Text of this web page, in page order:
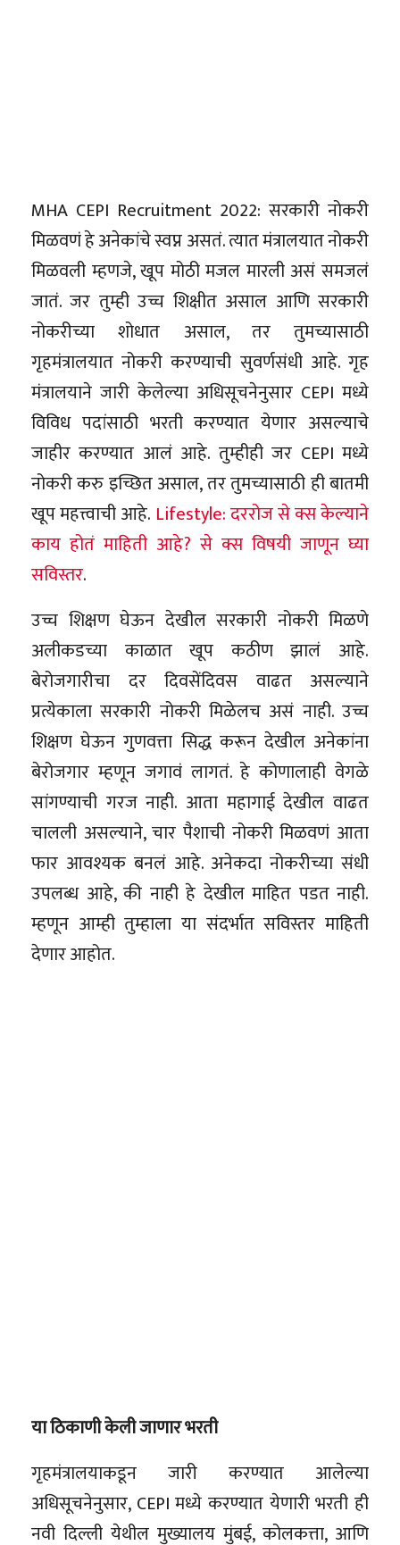
MHA CEPI Recruitment 2022: सरकारी नोकरी
मिळवणं हे अनेकांचे स्वप्न असतं. त्यात मंत्रालयात नोकरी
मिळवली म्हणजे, खूप मोठी मजल मारली असं समजलं
जातं. जर तुम्ही उच्च शिक्षीत असाल आणि सरकारी
नोकरीच्या शोधात असाल, तर तुमच्यासाठी
गृहमंत्रालयात नोकरी करण्याची सुवर्णसंधी आहे. गृह
मंत्रालयाने जारी केलेल्या अधिसूचनेनुसार CEPI मध्ये
विविध पदांसाठी भरती करण्यात येणार असल्याचे
जाहीर करण्यात आलं आहे. तुम्हीही जर CEPI मध्ये
नोकरी करु इच्छित असाल, तर तुमच्यासाठी ही बातमी
खूप महत्त्वाची आहे. Lifestyle: दररोज से क्स केल्याने
काय होतं माहिती आहे? से क्स विषयी जाणून घ्या
सविस्तर.
उच्च शिक्षण घेऊन देखील सरकारी नोकरी मिळणे
अलीकडच्या काळात खूप कठीण झालं आहे.
बेरोजगारीचा दर दिवसेंदिवस वाढत असल्याने
प्रत्येकाला सरकारी नोकरी मिळेलच असं नाही. उच्च
शिक्षण घेऊन गुणवत्ता सिद्ध करून देखील अनेकांना
बेरोजगार म्हणून जगावं लागतं. हे कोणालाही वेगळे
सांगण्याची गरज नाही. आता महागाई देखील वाढत
चालली असल्याने, चार पैशाची नोकरी मिळवणं आता
फार आवश्यक बनलं आहे. अनेकदा नोकरीच्या संधी
उपलब्ध आहे, की नाही हे देखील माहित पडत नाही.
म्हणून आम्ही तुम्हाला या संदर्भात सविस्तर माहिती
देणार आहोत.
या ठिकाणी केली जाणार भरती
गृहमंत्रालयाकडून जारी करण्यात आलेल्या
अधिसूचनेनुसार, CEPI मध्ये करण्यात येणारी भरती ही
नवी दिल्ली येथील मुख्यालय मुंबई, कोलकत्ता, आणि